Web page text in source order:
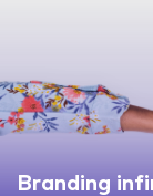
Branding